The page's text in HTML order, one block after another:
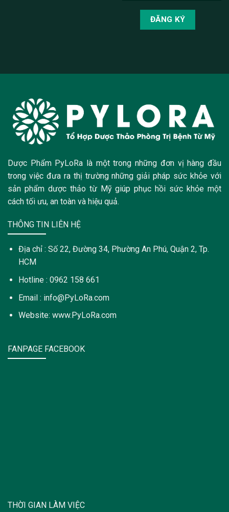
Dược Phẩm PyLoRa là một trong những đơn vị hàng đầu
trong việc đưa ra thị trường những giải pháp sức khỏe với
sản phẩm dược thảo từ Mỹ giúp phục hồi sức khỏe một
cách tối ưu, an toàn và hiệu quả.
THÔNG TIN LIÊN HỆ
Địa chỉ : Số 22, Đường 34, Phường An Phú, Quận 2, Tp.
HCM
Hotline : 0962 158 661
Email : info@PyLoRa.com
Website: www.PyLoRa.com
FANPAGE FACEBOOK
THỜI GIAN LÀM VIỆC